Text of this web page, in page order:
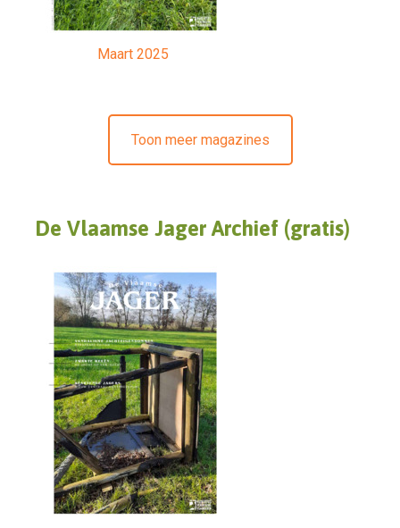
Maart 2025
Toon meer magazines
De Vlaamse Jager Archief (gratis)